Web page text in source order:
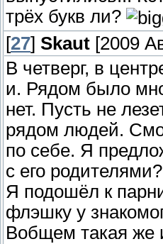
трёх букв ли?
[27] Skaut [2009
В четверг, в
и. Рядом было
нет. Пусть не
рядом людей.
по себе. Я
с его
Я подошёл к
флэшку у
Вобщем такая же